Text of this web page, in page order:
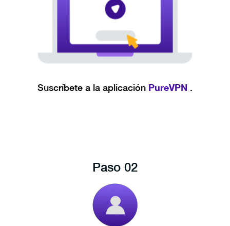
Suscríbete a la aplicación PureVPN .
Paso 02